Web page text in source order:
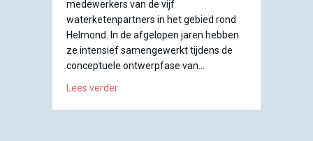
medewerkers van de vijf
waterketenpartners in het gebied rond
Helmond. In de afgelopen jaren hebben
ze intensief samengewerkt tijdens de
conceptuele ontwerpfase van…
Lees verderabout Impactanalyses van